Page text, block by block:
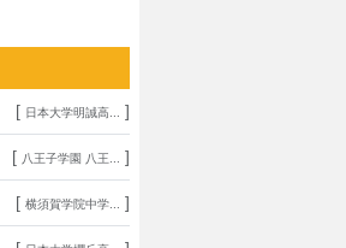
[ 日本大学明誠高... ]
[ 八王子学園 八王... ]
[ 横須賀学院中学... ]